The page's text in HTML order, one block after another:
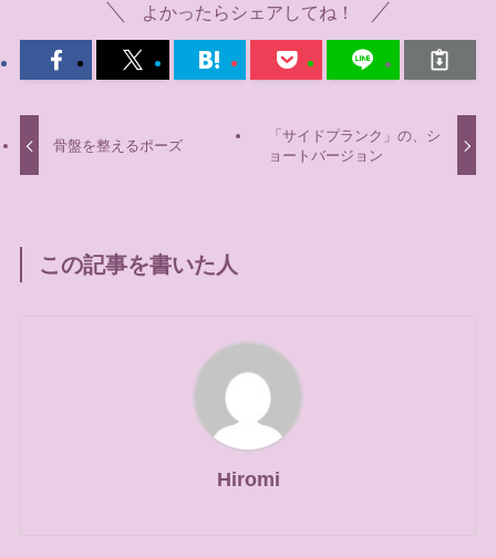
よかったらシェアしてね！
骨盤を整えるポーズ
「サイドプランク」の、シ
ョートバージョン
この記事を書いた人
Hiromi